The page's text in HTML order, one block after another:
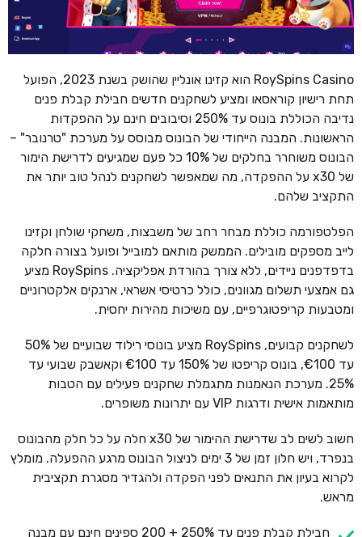
RoySpins Casino הוא קזינו אונליין שהושק בשנת 2023, הפועל
תחת רישיון קוראסאו ומציע לשחקנים חדשים חבילת קבלת פנים
נדיבה הכוללת בונוס עד 250% וסיבובים חינם על ההפקדות
הראשונות. המבנה הייחודי של הבונוס מבוסס על מערכת "טרנובר" –
הבונוס משוחרר בחלקים של 10% כל פעם שמגיעים לדרישת הימור
של x30 על ההפקדה, מה שמאפשר לשחקנים לנהל טוב יותר את
התקציב שלהם.
הפלטפורמה כוללת מבחר רחב של משבצות, משחקי שולחן וקזינו
לייב מספקים מובילים. הממשק מותאם למובייל ופועל בצורה חלקה
בדפדפנים ניידים, ללא צורך בהורדת אפליקציה. RoySpins מציע
גם אמצעי תשלום מגוונים, כולל כרטיסי אשראי, ארנקים אלקטרוניים
ומטבעות קריפטוגרפיים, עם משיכות מהירות יחסית.
לשחקנים קבועים, RoySpins מציע בונוסי רילוד שבועיים של 50%
עד €100, בונוס קריפטו של 150% עד €100 וקאשבק שבועי עד
25%. מערכת הנאמנות מתגמלת שחקנים פעילים עם הטבות
מותאמות אישית ודרגות VIP עם יתרונות משופרים.
חשוב לשים לב שדרישת ההימור של x30 חלה על כל חלק מהבונוס
בנפרד, ויש חלון זמן של 3 ימים לניצול הבונוס מרגע ההפעלה. מומלץ
לקרוא בעיון את התנאים לפני הפקדה ולהגדיר מסגרת תקציבית
מראש.
חבילת קבלת פנים עד 250% + 200 ספינים חינם עם מבנה